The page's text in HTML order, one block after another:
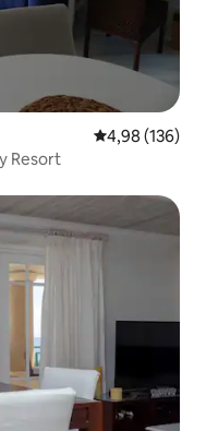
Classificação
4,98 (136)
Resort